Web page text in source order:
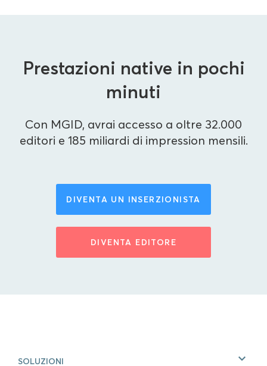
Prestazioni native in pochi
minuti
Con MGID, avrai accesso a oltre 32.000
editori e 185 miliardi di impression mensili.
DIVENTA UN INSERZIONISTA
DIVENTA EDITORE
SOLUZIONI